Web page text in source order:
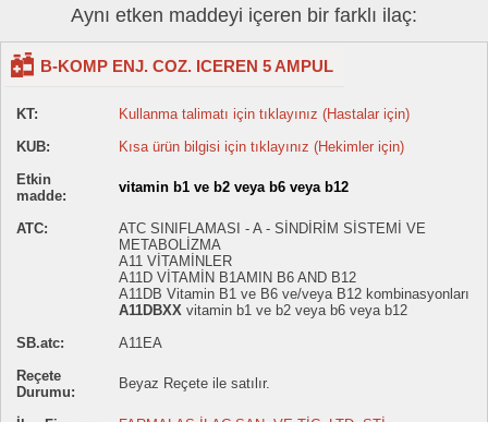
Aynı etken maddeyi içeren bir farklı ilaç:
B-KOMP ENJ. COZ. ICEREN 5 AMPUL
KT:
Kullanma talimatı için tıklayınız (Hastalar için)
KUB:
Kısa ürün bilgisi için tıklayınız (Hekimler için)
Etkin
madde:
vitamin b1 ve b2 veya b6 veya b12
ATC:
ATC SINIFLAMASI - A - SİNDİRİM SİSTEMİ VE
METABOLİZMA
A11 VİTAMİNLER
A11D VİTAMİN B1AMIN B6 AND B12
A11DB Vitamin B1 ve B6 ve/veya B12 kombinasyonları
A11DBXX vitamin b1 ve b2 veya b6 veya b12
SB.atc:
A11EA
Reçete
Durumu:
Beyaz Reçete ile satılır.